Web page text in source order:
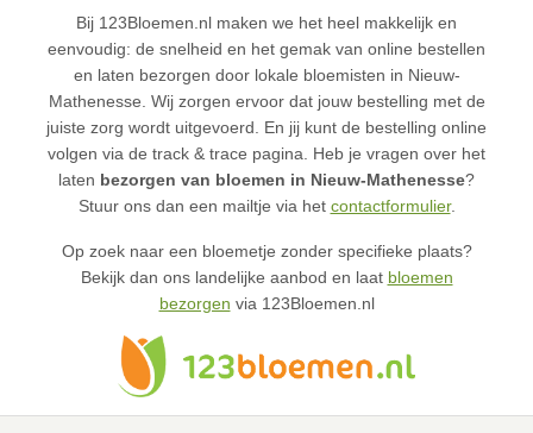
Bij 123Bloemen.nl maken we het heel makkelijk en
eenvoudig: de snelheid en het gemak van online bestellen
en laten bezorgen door lokale bloemisten in Nieuw-
Mathenesse. Wij zorgen ervoor dat jouw bestelling met de
juiste zorg wordt uitgevoerd. En jij kunt de bestelling online
volgen via de track & trace pagina. Heb je vragen over het
laten bezorgen van bloemen in Nieuw-Mathenesse?
Stuur ons dan een mailtje via het contactformulier.
Op zoek naar een bloemetje zonder specifieke plaats?
Bekijk dan ons landelijke aanbod en laat bloemen
bezorgen via 123Bloemen.nl